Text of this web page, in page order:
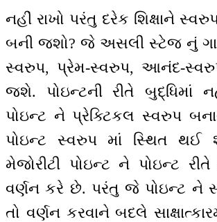
નહીં રાખો પરંતુ દરેક શિક્ષાને
બની જશો? જે અસલી સ્ટેજ નું
સ્વરુપ, પ્રેમ-સ્વરુપ, આનંદ-
જશે. પોઇન્ટની રીતે બુદ્ધિમાં
પોઇન્ટ ને પ્રેક્ટિકલ સ્વરુપ
પોઇન્ટ સ્વરુપ માં સ્થિત થઈ
મેજોરીટી પોઇન્ટ ને પોઇન્ટ
વર્ણન કરે છે. પરંતુ જે પોઇન્ટ ને
તો વર્ણન કરવાને બદલે